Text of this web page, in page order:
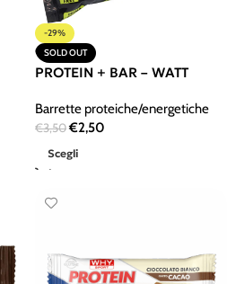
-29%
SOLD OUT
PROTEIN + BAR – WATT
Barrette proteiche/energetiche
€3,50€2,50
Scegli